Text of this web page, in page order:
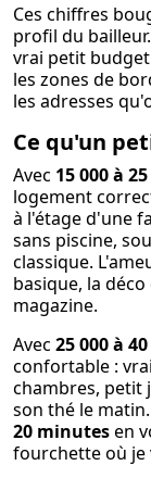
Ces chiffres
profil du
vrai petit
les zones de
les adresses
Ce qu'un
Avec 15 000 à
logement
à l'étage d'une
sans piscine,
classique.
basique, la
magazine.
Avec 25 000 à
confortable :
chambres, petit
son thé le
20 minutesen
fourchette où je